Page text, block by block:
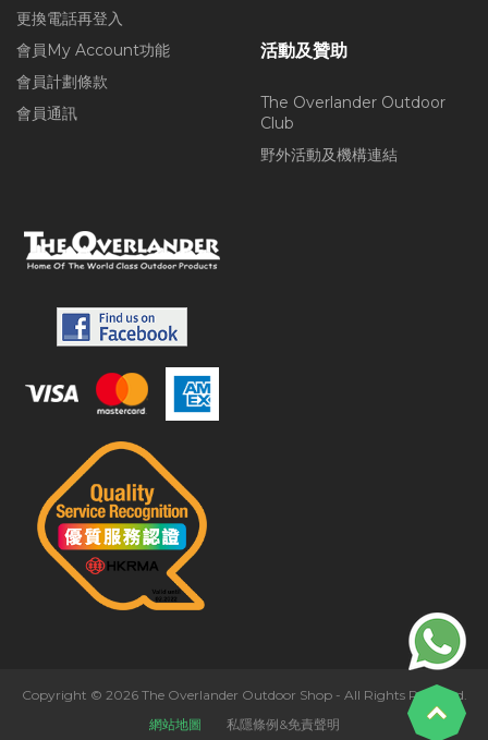
更換電話再登入
會員My Account功能
會員計劃條款
會員通訊
活動及贊助
The Overlander Outdoor
Club
野外活動及機構連結
Copyright © 2026 The Overlander Outdoor Shop - All Rights Reserved.
網站地圖
私隱條例&免責聲明